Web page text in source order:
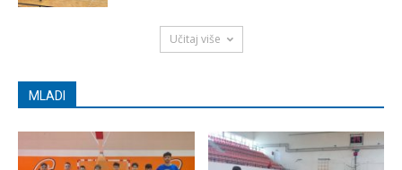
Učitaj više
MLADI